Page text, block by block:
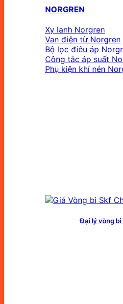
NORGREN
Xy lanh Norgren
Van điện từ Norgren
Bộ lọc điêu áp
Công tắc áp suất
Phụ kiện khí nén
Đại lý vòng bi